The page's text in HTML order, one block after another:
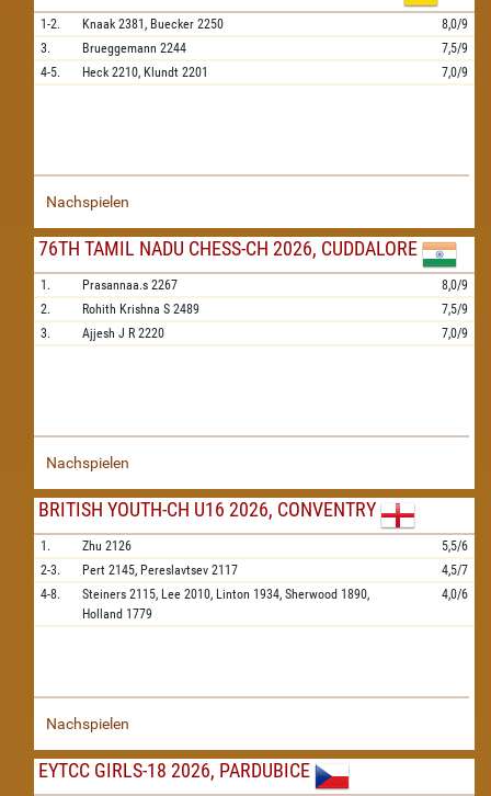
1-2. Knaak 2381, Buecker 2250
8,0/9
3.
Brueggemann 2244
7,5/9
4-5.
Heck 2210, Klundt 2201 7,0/9
Nachspielen
76TH TAMIL NADU CHESS-CH 2026, CUDDALORE
1. Prasannaa.s 2267
8,0/9
2.
Rohith Krishna S 2489
7,5/9
3.
Ajjesh J R 2220 7,0/9
Nachspielen
BRITISH YOUTH-CH U16 2026, CONVENTRY
1. Zhu 2126
5,5/6
2-3.
Pert 2145, Pereslavtsev 2117
4,5/7
4-8.
Steiners 2115, Lee 2010, Linton 1934, Sherwood 1890,
Holland 1779
4,0/6
Nachspielen
EYTCC GIRLS-18 2026, PARDUBICE